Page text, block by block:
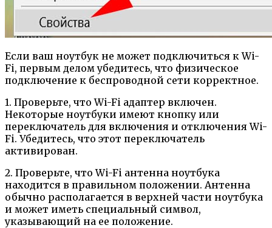
Если ваш ноутбук не может подключиться к Wi-
Fi, первым делом убедитесь, что физическое
подключение к беспроводной сети корректное.
1. Проверьте, что Wi-Fi адаптер включен.
Некоторые ноутбуки имеют кнопку или
переключатель для включения и отключения Wi-
Fi. Убедитесь, что этот переключатель
активирован.
2. Проверьте, что Wi-Fi антенна ноутбука
находится в правильном положении. Антенна
обычно располагается в верхней части ноутбука
и может иметь специальный символ,
указывающий на ее положение.